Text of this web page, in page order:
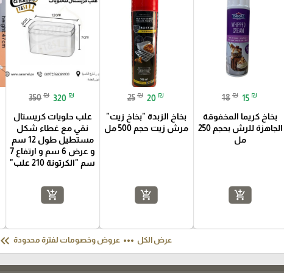
18 ₪ 15 ₪
بخاخ كريما المخفوقة
الجاهزة للرش بحجم 250
مل
add_shopping_cart
25 ₪ 20 ₪
بخاخ الزبدة "بخاخ زيت"
مرش زيت حجم 500 مل
add_shopping_cart
350 ₪ 320 ₪
علب حلويات كريستال
نقي مع غطاء شكل
مستطيل طول 12 سم
و عرض 6 سم و ارتفاع 7
سم "الكرتونة 210 علب"
add_shopping_cart
عرض الكل more_horiz عروض وخصومات لفترة محدودة keyboard_double_arrow_left